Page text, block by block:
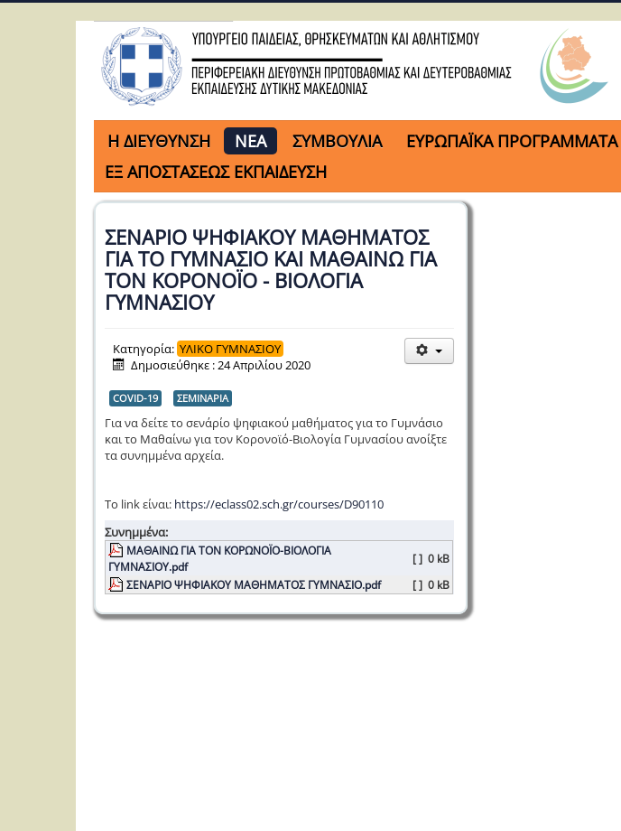
H ΔΙΕΥΘΥΝΣΗ ΝΕΑ ΣΥΜΒΟΥΛΙΑ ΕΥΡΩΠΑΪΚΑ ΠΡΟΓΡΑΜΜΑΤΑ
ΕΞ ΑΠΟΣΤΑΣΕΩΣ ΕΚΠΑΙΔΕΥΣΗ
ΣΕΝΑΡΙΟ ΨΗΦΙΑΚΟΥ ΜΑΘΗΜΑΤΟΣ
ΓΙΑ ΤΟ ΓΥΜΝΑΣΙΟ ΚΑΙ ΜΑΘΑΙΝΩ ΓΙΑ
ΤΟΝ ΚΟΡΟΝΟΪΟ - ΒΙΟΛΟΓΙΑ
ΓΥΜΝΑΣΙΟΥ
Κατηγορία: ΥΛΙΚΟ ΓΥΜΝΑΣΙΟΥ
Δημοσιεύθηκε : 24 Απριλίου 2020
COVID-19 ΣΕΜΙΝΑΡΙΑ
Για να δείτε το σενάρίο ψηφιακού μαθήματος για το Γυμνάσιο
και το Μαθαίνω για τον Κορονοϊό-Βιολογία Γυμνασίου ανοίξτε
τα συνημμένα αρχεία.
Το link είναι: https://eclass02.sch.gr/courses/D90110
Συνημμένα:
ΜΑΘΑΙΝΩ ΓΙΑ ΤΟΝ ΚΟΡΩΝΟΪΟ-ΒΙΟΛΟΓΙΑ
ΓΥΜΝΑΣΙΟΥ.pdf
[ ] 0 kB
ΣΕΝΑΡΙΟ ΨΗΦΙΑΚΟΥ ΜΑΘΗΜΑΤΟΣ ΓΥΜΝΑΣΙΟ.pdf
[ ] 0 kB